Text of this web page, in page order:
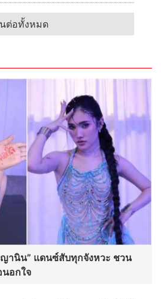
ต่อทั้งหมด
านิน” แดนซ์สับทุกจังหวะ ชวน
อกใจ